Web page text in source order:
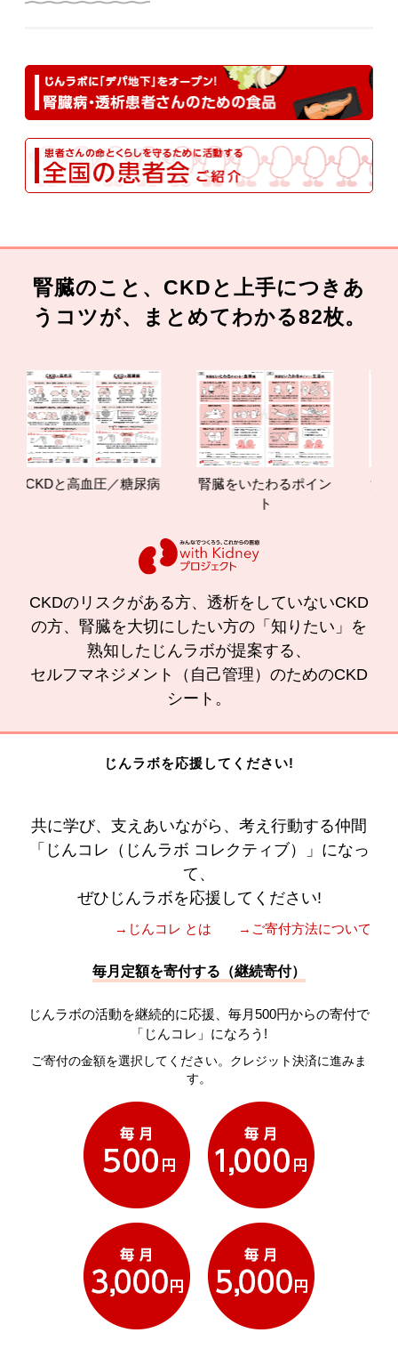
腎臓のこと、CKDと上手につきあ
うコツが、まとめてわかる82枚。
CKDと高血圧／糖尿病
腎臓をいたわるポイン
減塩
CKDのリスクがある方、透析をしていないCKD
の方、腎臓を大切にしたい方の「知りたい」を
熟知したじんラボが提案する、
セルフマネジメント（自己管理）のためのCKD
シート。
じんラボを応援してください!
共に学び、支えあいながら、考え行動する仲間
「じんコレ（じんラボ コレクティブ）」になっ
て、
ぜひじんラボを応援してください!
→じんコレ とは →ご寄付方法について
毎月定額を寄付する（継続寄付）
じんラボの活動を継続的に応援、毎月500円からの寄付で
「じんコレ」になろう!
ご寄付の金額を選択してください。クレジット決済に進みま
す。